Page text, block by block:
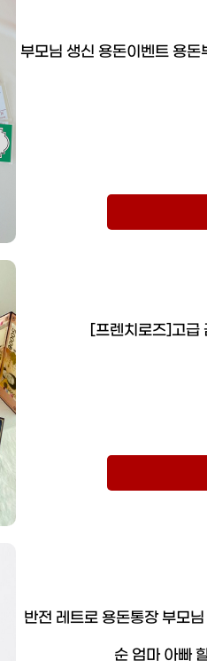
부모님 생신 용돈이벤트 용
[프렌치로즈]고급
반전 레트로 용돈통장 부모
순 엄마 아빠